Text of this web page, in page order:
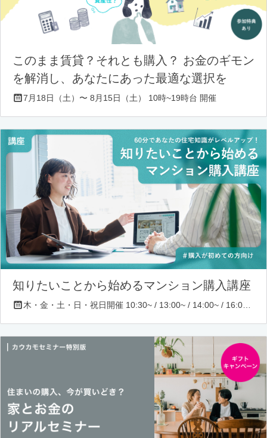
このまま賃貸？それとも購入？ お金のギモン
を解消し、あなたにあった最適な選択を
7月18日（土）〜 8月15日（土） 10時~19時台 開催
知りたいことから始めるマンション購入講座